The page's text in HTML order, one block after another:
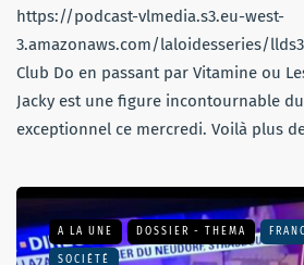
https://podcast-vlmedia.s3.eu-west-
3.amazonaws.com/laloidesseries/
Club Do en passant par Vitamine ou
Jacky est une figure incontournable
exceptionnel ce mercredi. Voilà plus
A LA UNE DOSSIER - THEMA
SOCIÉTÉ